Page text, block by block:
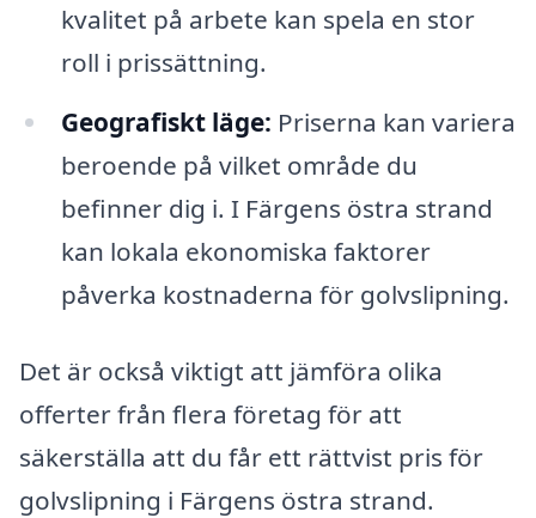
kvalitet på arbete kan spela en stor
roll i prissättning.
Geografiskt läge: Priserna kan variera
beroende på vilket område du
befinner dig i. I Färgens östra strand
kan lokala ekonomiska faktorer
påverka kostnaderna för golvslipning.
Det är också viktigt att jämföra olika
offerter från flera företag för att
säkerställa att du får ett rättvist pris för
golvslipning i Färgens östra strand.